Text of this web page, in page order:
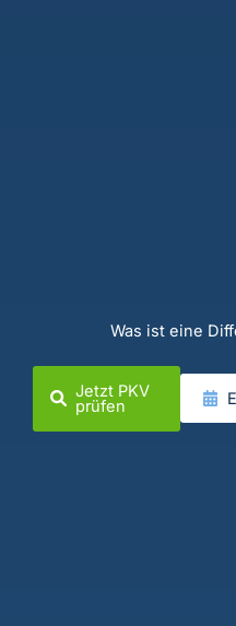
Was ist eine
Jetzt PKV
prüfen